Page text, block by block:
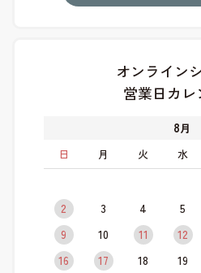
オンライン
営業日カレ
8月
日
月 火 水
2
3 4 5
9
10 11 12
16
17 18 19